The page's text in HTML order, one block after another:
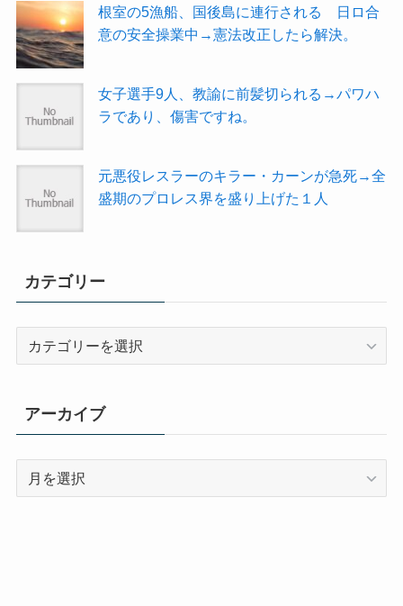
根室の5漁船、国後島に連行される 日ロ合
意の安全操業中→憲法改正したら解決。
女子選手9人、教諭に前髪切られる→パワハ
ラであり、傷害ですね。
元悪役レスラーのキラー・カーンが急死→全
盛期のプロレス界を盛り上げた１人
カテゴリー
リ
ー
アーカイブ